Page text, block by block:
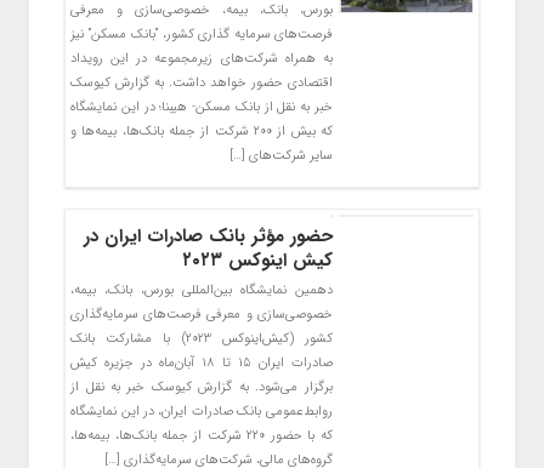
بورس، بانک، بیمه، خصوصی‌سازی و معرفی
فرصت‌های سرمایه گذاری کشور، “بانک مسکن” نیز
به همراه شرکت‌های زیرمجموعه در این رویداد
اقتصادی حضور خواهد داشت. به گزارش کیوسک
خبر به نقل از بانک مسکن- هیبنا؛ در این نمایشگاه
که بیش از ۲۰۰ شرکت از جمله بانک‌ها، بیمه‌ها و
سایر شرکت‌های […]
حضور مؤثر بانک صادرات ایران در
کیش اینوکس ۲۰۲۳
​دهمین نمایشگاه بین‌المللی بورس، بانک، بیمه،
خصوصی‌سازی و معرفی فرصت‌های سرمایه‌گذاری
کشور (کیش‌اینوکس ۲۰۲۳) با مشارکت بانک
صادرات ایران ۱۵ تا ۱۸ آبان‌ماه در جزیره کیش
برگزار می‌شود. به گزارش کیوسک خبر به نقل از
روابط‌عمومی بانک صادرات ایران، در این نمایشگاه
که با حضور ۲۲۰ شرکت از جمله بانک‌ها، بیمه‌ها،
گروه‌های مالی، شرکت‌های سرمایه‌گذاری […]